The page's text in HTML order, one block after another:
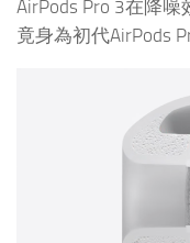
AirPods Pro 3在降
竟身為初代AirPods